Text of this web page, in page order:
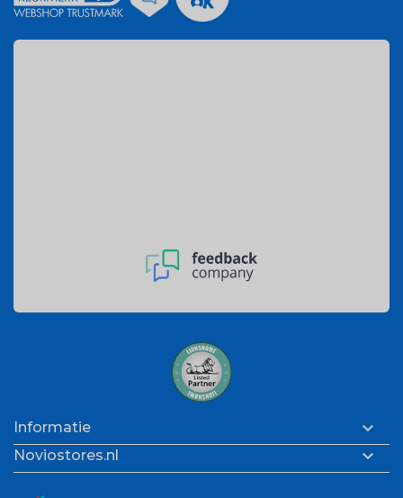
Informatie 
Noviostores.nl 